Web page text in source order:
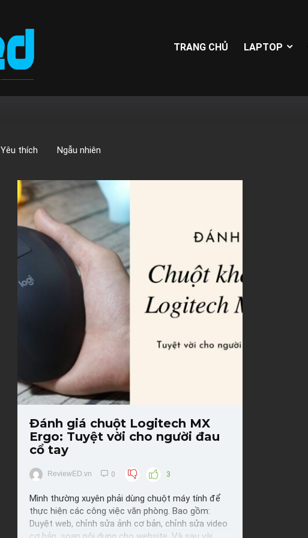
TRANG CHỦ LAPTOP
Yêu thích Ngẫu nhiên
Đánh giá chuột Logitech MX
Ergo: Tuyệt vời cho người đau
cổ tay
ReviewED.vn 0 3
Mình thường xuyên phải dùng chuột máy tính để
thực hiện các công việc văn phòng. Bao gồm:
Duyệt web, chỉnh sửa ảnh cơ bản, chỉnh sửa video